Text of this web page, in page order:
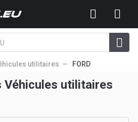
utilitaires FORD
Véhicules utilitaires